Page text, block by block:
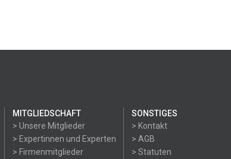
MITGLIEDSCHAFT
> Unsere Mitglieder
> Expertinnen und Experten
> Firmenmitglieder
SONSTIGES
> Kontakt
> AGB
> Statuten